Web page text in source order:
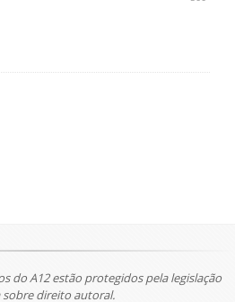
do A12 estão protegidos pela legislação
sobre direito autoral.